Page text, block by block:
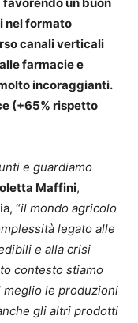
nel formato
canali verticali
farmacie e
incoraggianti.
(+65% rispetto
e guardiamo
Maffini,
“il mondo agricolo
legato alle
e alla crisi
contesto stiamo
meglio le produzioni
gli altri prodotti